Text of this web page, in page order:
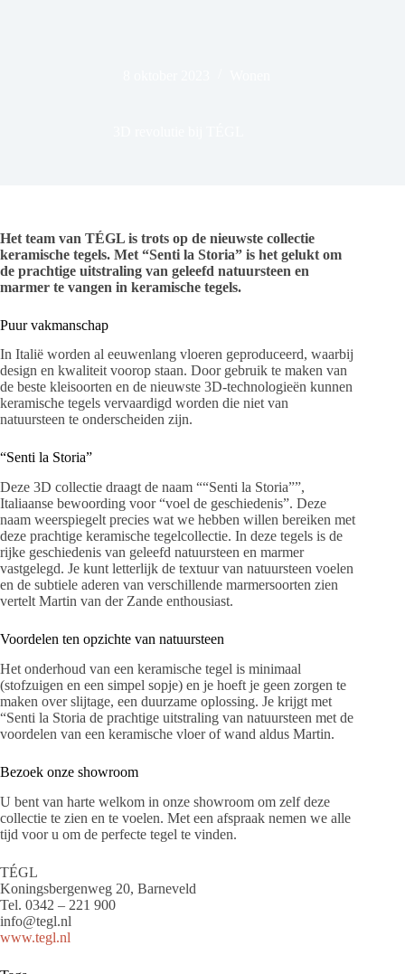
Het team van TÉGL is trots op de nieuwste collectie
keramische tegels. Met “Senti la Storia” is het gelukt om
de prachtige uitstraling van geleefd natuursteen en
marmer te vangen in keramische tegels.
Puur vakmanschap
In Italië worden al eeuwenlang vloeren geproduceerd, waarbij
design en kwaliteit voorop staan. Door gebruik te maken van
de beste kleisoorten en de nieuwste 3D-technologieën kunnen
keramische tegels vervaardigd worden die niet van
natuursteen te onderscheiden zijn.
“Senti la Storia”
Deze 3D collectie draagt de naam ““Senti la Storia””,
Italiaanse bewoording voor “voel de geschiedenis”. Deze
naam weerspiegelt precies wat we hebben willen bereiken met
deze prachtige keramische tegelcollectie. In deze tegels is de
rijke geschiedenis van geleefd natuursteen en marmer
vastgelegd. Je kunt letterlijk de textuur van natuursteen voelen
en de subtiele aderen van verschillende marmersoorten zien
vertelt Martin van der Zande enthousiast.
Voordelen ten opzichte van natuursteen
Het onderhoud van een keramische tegel is minimaal
(stofzuigen en een simpel sopje) en je hoeft je geen zorgen te
maken over slijtage, een duurzame oplossing. Je krijgt met
“Senti la Storia de prachtige uitstraling van natuursteen met de
voordelen van een keramische vloer of wand aldus Martin.
Bezoek onze showroom
U bent van harte welkom in onze showroom om zelf deze
collectie te zien en te voelen. Met een afspraak nemen we alle
tijd voor u om de perfecte tegel te vinden.
TÉGL
Koningsbergenweg 20, Barneveld
Tel. 0342 – 221 900
info@tegl.nl
www.tegl.nl